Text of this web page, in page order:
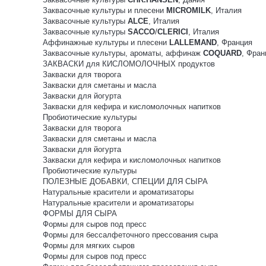
Заквасочные культуры и плесени MICROMILK, Италия
Заквасочные культуры ALCE, Италия
Заквасочные культуры SACCO/CLERICI , Италия
Аффинажные культуры и плесени LALLEMAND, Франция
Заквасочные культуры, ароматы, аффинаж COQUARD,
ЗАКВАСКИ для КИСЛОМОЛОЧНЫХ продуктов
Закваски для творога
Закваски для сметаны и масла
Закваски для йогурта
Закваски для кефира и кисломолочных напитков
Пробиотические культуры
Закваски для творога
Закваски для сметаны и масла
Закваски для йогурта
Закваски для кефира и кисломолочных напитков
Пробиотические культуры
ПОЛЕЗНЫЕ ДОБАВКИ, СПЕЦИИ ДЛЯ СЫРА
Натуральные красители и ароматизаторы
Натуральные красители и ароматизаторы
ФОРМЫ ДЛЯ СЫРА
Формы для сыров под пресс
Формы для бессалфеточного прессования сыра
Формы для мягких сыров
Формы для сыров под пресс